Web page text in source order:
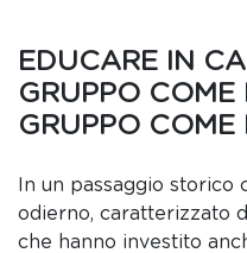
EDUCARE IN
GRUPPO
GRUPPO COME
In un passaggio
odierno, caratterizzato
che hanno investito